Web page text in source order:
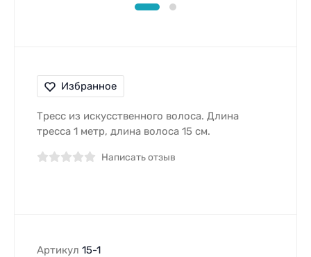
Избранное
Тресс из искусственного волоса. Длина
тресса 1 метр, длина волоса 15 см.
Написать отзыв
Артикул 15-1